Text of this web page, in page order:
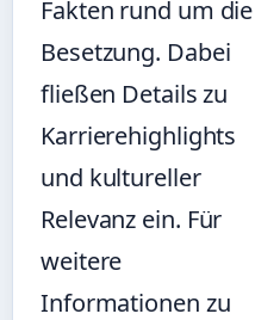
Fakten rund um die
Besetzung. Dabei
fließen Details zu
Karrierehighlights
und kultureller
Relevanz ein. Für
weitere
Informationen zu